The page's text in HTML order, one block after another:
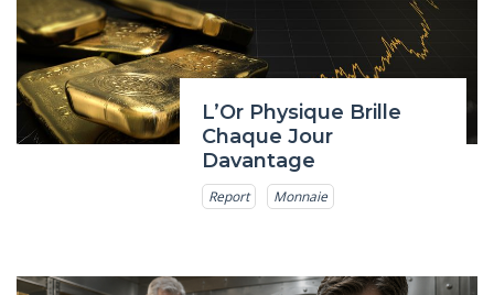
L’Or Physique Brille
Chaque Jour
Davantage
Report Monnaie